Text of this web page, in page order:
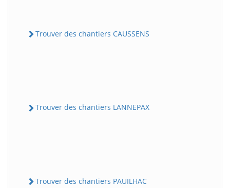
Trouver des chantiers CAUSSENS
Trouver des chantiers LANNEPAX
Trouver des chantiers PAUILHAC